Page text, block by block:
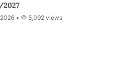
2027
• 5,092 views